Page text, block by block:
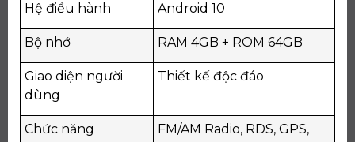
Hệ điều hành Android 10
Bộ nhớ RAM 4GB + ROM 64GB
Giao diện người
dùng
Thiết kế độc đáo
Chức năng
FM/AM Radio, RDS, GPS,